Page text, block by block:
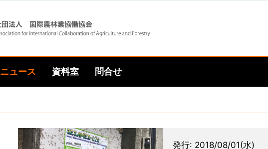
ニュース 資料室 問合せ
発行: 2018/08/01(水)